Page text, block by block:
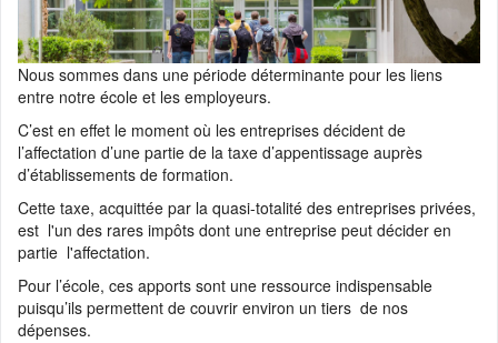
démarré ! Calend...
📰 Actualité :#13 De l’Ensimag au coaching de dirigeants, quand la
narration et la pré...
📰 Actualité :#12 De l’Ensimag à la direction d’Adecco en passant
Altran et Sodexo...
💼 Offre d'emploi :H/F Analyst Quantitative - Finance Advisory |
Markets
💼 Offre d'emploi :Data Engineer (Alternance)
💼 Offre d'emploi :
(application deadline ...
💼 Offre d'emploi :Head of IT Infrastructure and Client Services
Section
Nous sommes dans une période déterminante pour les liens
entre notre école et les employeurs.
C’est en effet le moment où les entreprises décident de
l’affectation d’une partie de la taxe d’appentissage auprès
d’établissements de formation.
Cette taxe, acquittée par la quasi-totalité des entreprises privées,
est l'un des rares impôts dont une entreprise peut décider en
partie l'affectation.
Pour l’école, ces apports sont une ressource indispensable
puisqu’ils permettent de couvrir environ un tiers de nos
dépenses.